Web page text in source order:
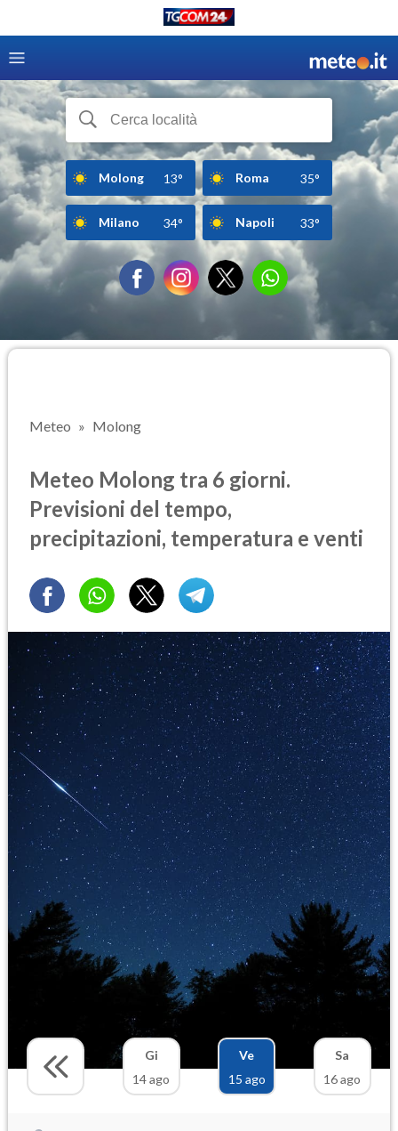
Molong 13° Roma 35°
Milano 34° Napoli 33°
Meteo Molong
Meteo Molong tra 6 giorni.
Previsioni del tempo,
precipitazioni, temperatura e venti
Gi
14 ago
Ve
15 ago
Sa
16 ago